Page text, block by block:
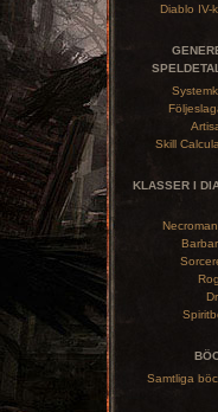
Diablo IV-
Skill
KLASSER I
Samtliga